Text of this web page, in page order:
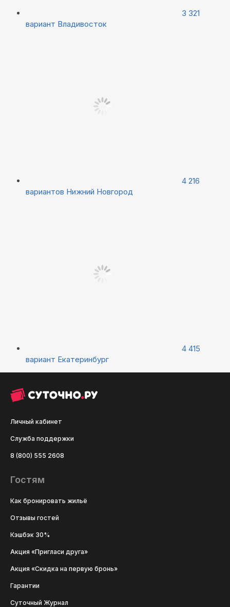
3 321
вариант Владивосток
4 216
вариантов Нижний Новгород
4 415
вариант Екатеринбург
Личный кабинет
Служба поддержки
8 (800) 555 2608
Гостям
Как бронировать жильё
Отзывы гостей
Кэшбэк 30%
Акция «Пригласи друга»
Акция «Скидка на первую бронь»
Гарантии
Суточный Журнал